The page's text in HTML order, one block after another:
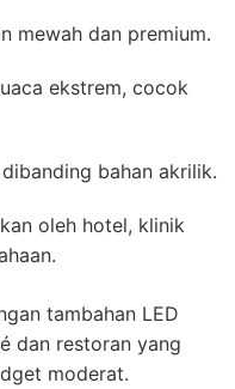
mewah dan premium.
ekstrem, cocok
bahan akrilik.
oleh hotel, klinik
tambahan LED
dan restoran yang
moderat.